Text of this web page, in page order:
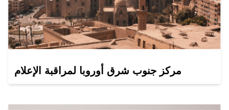
مركز جنوب شرق أوروبا لمراقبة الإعلام